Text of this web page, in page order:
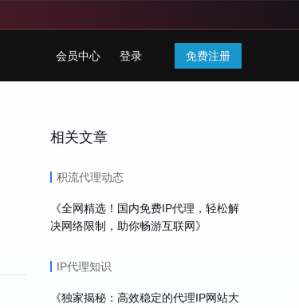
会员中心 登录 免费注册
相关文章
积流代理动态
《全网精选！国内免费IP代理，轻松解
决网络限制，助你畅游互联网》
IP代理知识
《独家揭秘：高效稳定的代理IP网站大